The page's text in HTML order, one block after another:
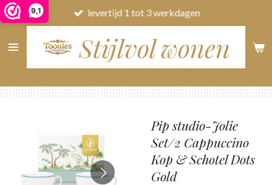
9,1
Ga
direct
naar
Stijlvol wonen
levertijd 1 tot 3 werkdagen
Pip studio-Jolie
Set/2 Cappuccino
Kop & Schotel Dots
Gold